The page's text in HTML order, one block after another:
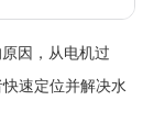
因，从电机过
速定位并解决水